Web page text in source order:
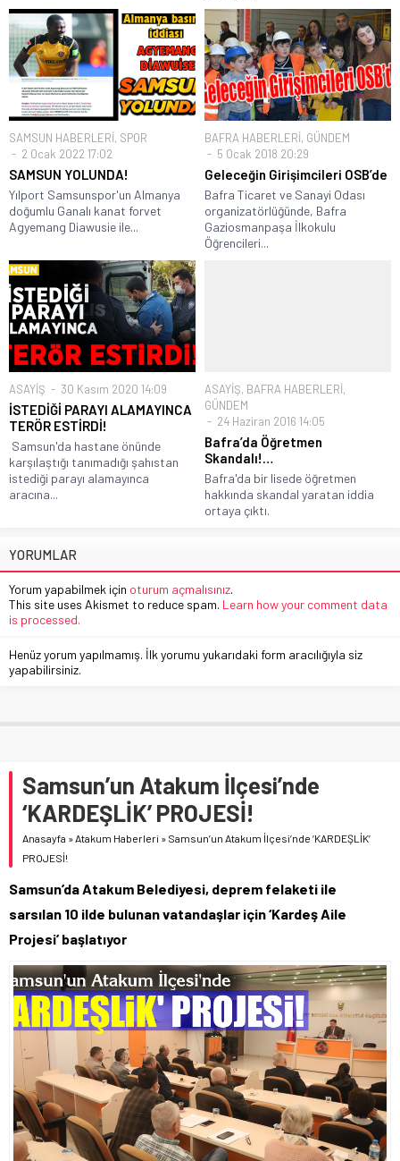
SAMSUN HABERLERİ, SPOR
2 Ocak 2022 17:02
SAMSUN YOLUNDA!
Yılport Samsunspor'un Almanya
doğumlu Ganalı kanat forvet
Agyemang Diawusie ile...
BAFRA HABERLERİ, GÜNDEM
5 Ocak 2018 20:29
Geleceğin Girişimcileri OSB’de
Bafra Ticaret ve Sanayi Odası
organizatörlüğünde, Bafra
Gaziosmanpaşa İlkokulu
Öğrencileri...
ASAYİŞ 30 Kasım 2020 14:09
İSTEDİĞİ PARAYI ALAMAYINCA
TERÖR ESTİRDİ!
Samsun'da hastane önünde
karşılaştığı tanımadığı şahıstan
istediği parayı alamayınca
aracına...
ASAYİŞ, BAFRA HABERLERİ,
GÜNDEM
24 Haziran 2016 14:05
Bafra’da Öğretmen
Skandalı!…
Bafra'da bir lisede öğretmen
hakkında skandal yaratan iddia
ortaya çıktı.
YORUMLAR
Yorum yapabilmek için oturum açmalısınız.
This site uses Akismet to reduce spam. Learn how your comment data
is processed.
Henüz yorum yapılmamış. İlk yorumu yukarıdaki form aracılığıyla siz
yapabilirsiniz.
Samsun’un Atakum İlçesi’nde
‘KARDEŞLİK’ PROJESİ!
Anasayfa »Atakum Haberleri » Samsun’un Atakum İlçesi’nde ‘KARDEŞLİK’
PROJESİ!
Samsun’da Atakum Belediyesi, deprem felaketi ile
sarsılan 10 ilde bulunan vatandaşlar için ‘Kardeş Aile
Projesi’ başlatıyor